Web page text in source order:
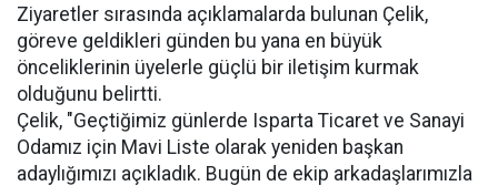
Ziyaretler sırasında açıklamalarda bulunan Çelik,
göreve geldikleri günden bu yana en büyük
önceliklerinin üyelerle güçlü bir iletişim kurmak
olduğunu belirtti.
Çelik, "Geçtiğimiz günlerde Isparta Ticaret ve Sanayi
Odamız için Mavi Liste olarak yeniden başkan
adaylığımızı açıkladık. Bugün de ekip arkadaşlarımızla